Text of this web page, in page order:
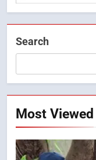
Search
Most Viewed